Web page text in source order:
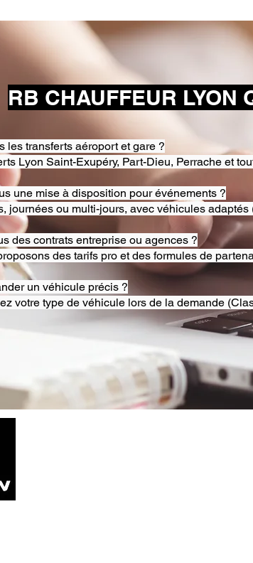
RB CHAUFFEUR LYON
les transferts aéroport et gare ?
Lyon Saint-Exupéry, Part-Dieu, Perrache et
une mise à disposition pour événements ?
journées ou multi-jours, avec véhicules adaptés
des contrats entreprise ou agences ?
des tarifs pro et des formules de
un véhicule précis ?
votre type de véhicule lors de la demande